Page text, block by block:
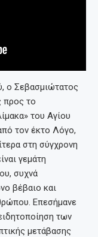
ο Σεβασμιώτατος
προς το
του Αγίου
τον έκτο Λόγο,
στη σύγχρονη
γεμάτη
συχνά
βέβαιο και
Επεσήμανε
των
μετάβασης